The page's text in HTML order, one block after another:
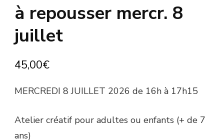
à repousser mercr. 8
juillet
45,00€
MERCREDI 8 JUILLET 2026 de 16h à 17h15
Atelier créatif pour adultes ou enfants (+ de 7
ans)